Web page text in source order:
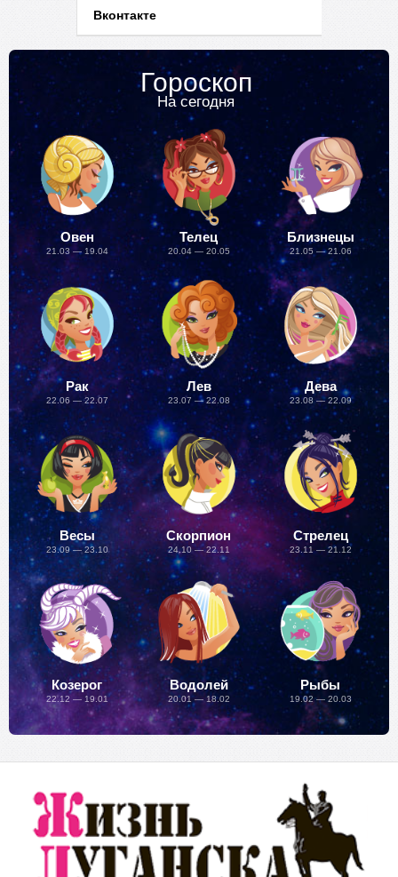
Вконтакте
Гороскоп
На сегодня
Овен
21.03 — 19.04
Телец
20.04 — 20.05
Близнецы
21.05 — 21.06
Рак
22.06 — 22.07
Лев
23.07 — 22.08
Дева
23.08 — 22.09
Весы
23.09 — 23.10
Скорпион
24.10 — 22.11
Стрелец
23.11 — 21.12
Козерог
22.12 — 19.01
Водолей
20.01 — 18.02
Рыбы
19.02 — 20.03